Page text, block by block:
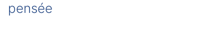
pensée